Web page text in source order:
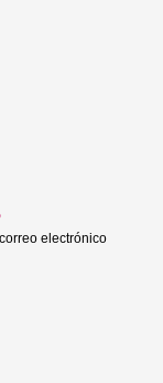
electrónico